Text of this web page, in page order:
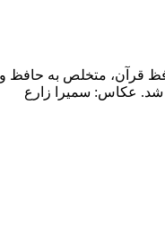
شد. عکاس: سمیرا زارع